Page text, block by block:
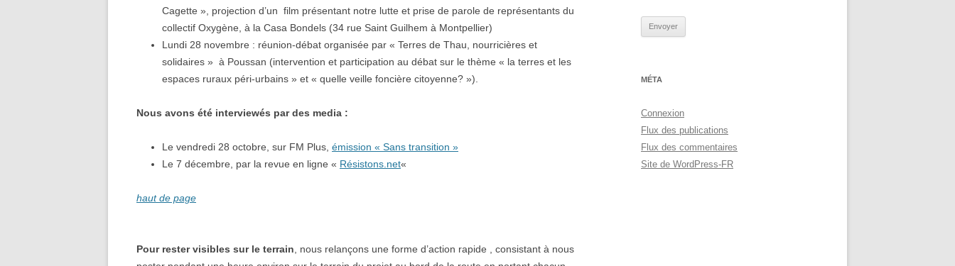
Cagette », projection d’un film présentant notre lutte et prise de parole de représentants du
collectif Oxygène, à la Casa Bondels (34 rue Saint Guilhem à Montpellier)
Lundi 28 novembre : réunion-débat organisée par « Terres de Thau, nourricières et
solidaires » à Poussan (intervention et participation au débat sur le thème « la terres et les
espaces ruraux péri-urbains » et « quelle veille foncière citoyenne? »).
Nous avons été interviewés par des media :
Le vendredi 28 octobre, sur FM Plus, émission « Sans transition »
Le 7 décembre, par la revue en ligne « Résistons.net«
haut de page
Pour rester visibles sur le terrain , nous relançons une forme d’action rapide , consistant à nous
MÉTA
Connexion
Flux des publications
Flux des commentaires
Site de WordPress-FR